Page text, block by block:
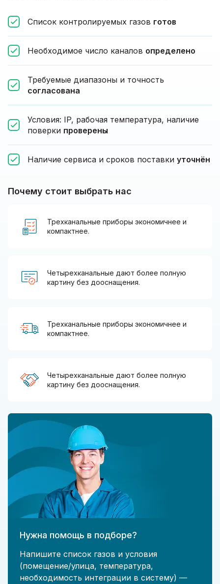
Список контролируемых газов готов
Необходимое число каналов определено
Требуемые диапазоны и точность
согласована
Условия: IP, рабочая температура, наличие
поверки проверены
Наличие сервиса и сроков поставки уточнён
Почему стоит выбрать нас
Трехканальные приборы экономичнее и
компактнее.
Четырехканальные дают более полную
картину без дооснащения.
Трехканальные приборы экономичнее и
компактнее.
Четырехканальные дают более полную
картину без дооснащения.
Нужна помощь в подборе?
Напишите список газов и условия
(помещение/улица, температура,
необходимость интеграции в систему) —